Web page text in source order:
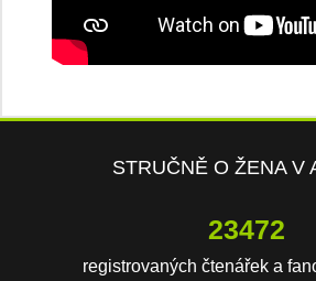
STRUČNĚ O ŽENA V
23472
registrovaných čtenářek a